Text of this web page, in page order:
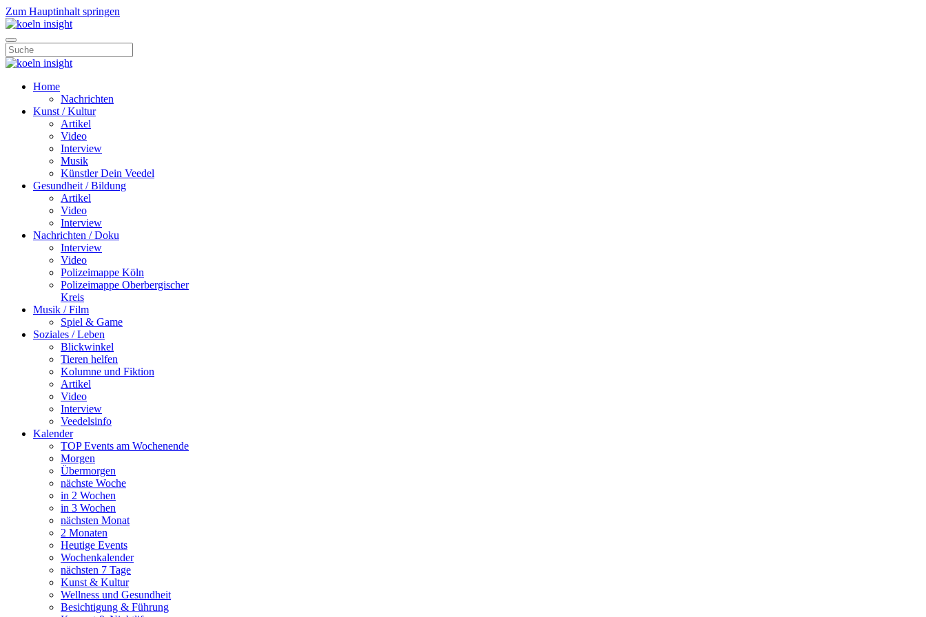
Zum Hauptinhalt springen
Home
Nachrichten
Kunst / Kultur
Artikel
Video
Interview
Musik
Künstler Dein Veedel
Gesundheit / Bildung
Artikel
Video
Interview
Nachrichten / Doku
Interview
Video
Polizeimappe Köln
Polizeimappe Oberbergischer
Kreis
Musik / Film
Spiel & Game
Soziales / Leben
Blickwinkel
Tieren helfen
Kolumne und Fiktion
Artikel
Video
Interview
Veedelsinfo
Kalender
TOP Events am Wochenende
Morgen
Übermorgen
nächste Woche
in 2 Wochen
in 3 Wochen
nächsten Monat
2 Monaten
Heutige Events
Wochenkalender
nächsten 7 Tage
Kunst & Kultur
Wellness und Gesundheit
Besichtigung & Führung